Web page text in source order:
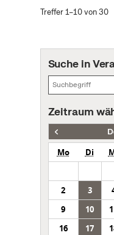
Treffer 1–10 von 30
Suche in
Zeitraum
Mo Di
2
3
9
10
16
17